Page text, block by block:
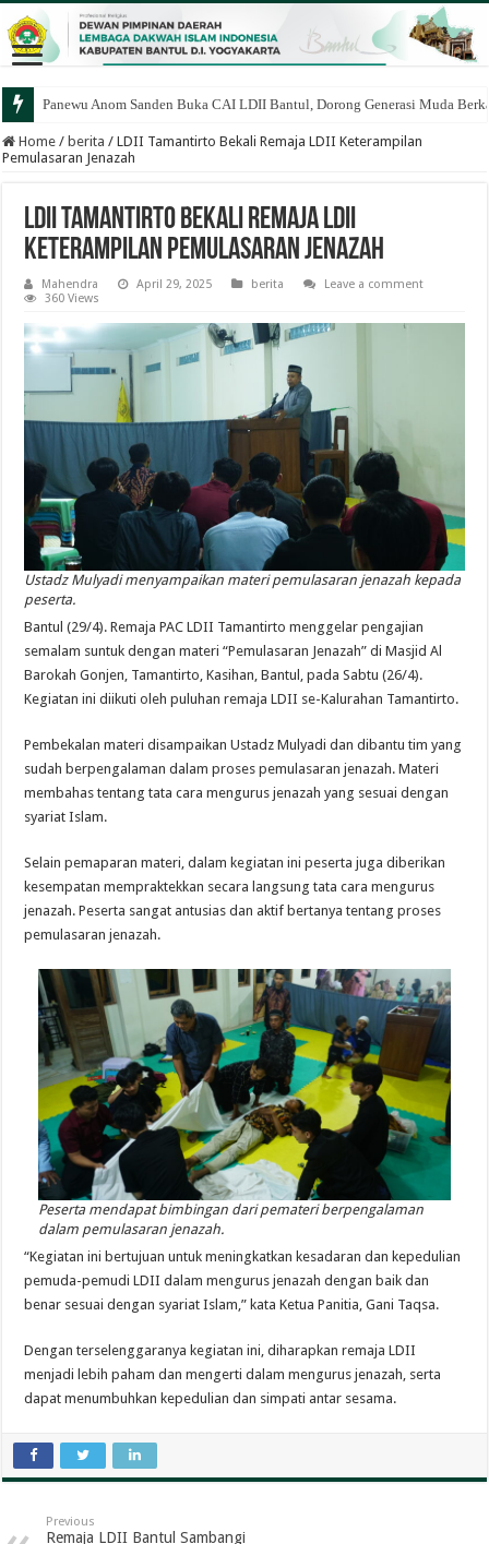
Panewu Anom Sanden Buka CAI LDII Bantul, Dorong Generasi Muda
Home / berita / LDII Tamantirto Bekali Remaja LDII Keterampilan
Pemulasaran Jenazah
LDII Tamantirto Bekali Remaja LDII
Keterampilan Pemulasaran Jenazah
Mahendra April 29, 2025 berita
Leave a comment
360 Views
Ustadz Mulyadi menyampaikan materi pemulasaran jenazah kepada
peserta.
Bantul (29/4). Remaja PAC LDII Tamantirto menggelar pengajian
semalam suntuk dengan materi “Pemulasaran Jenazah” di Masjid Al
Barokah Gonjen, Tamantirto, Kasihan, Bantul, pada Sabtu (26/4).
Kegiatan ini diikuti oleh puluhan remaja LDII se-Kalurahan Tamantirto.
Pembekalan materi disampaikan Ustadz Mulyadi dan dibantu tim yang
sudah berpengalaman dalam proses pemulasaran jenazah. Materi
membahas tentang tata cara mengurus jenazah yang sesuai dengan
syariat Islam.
Selain pemaparan materi, dalam kegiatan ini peserta juga diberikan
kesempatan mempraktekkan secara langsung tata cara mengurus
jenazah. Peserta sangat antusias dan aktif bertanya tentang proses
pemulasaran jenazah.
Peserta mendapat bimbingan dari pemateri berpengalaman
dalam pemulasaran jenazah.
“Kegiatan ini bertujuan untuk meningkatkan kesadaran dan kepedulian
pemuda-pemudi LDII dalam mengurus jenazah dengan baik dan
benar sesuai dengan syariat Islam,” kata Ketua Panitia, Gani Taqsa.
Dengan terselenggaranya kegiatan ini, diharapkan remaja LDII
menjadi lebih paham dan mengerti dalam mengurus jenazah, serta
dapat menumbuhkan kepedulian dan simpati antar sesama.
Previous
Remaja LDII Bantul Sambangi